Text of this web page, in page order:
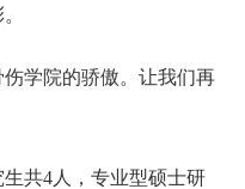
学院的骄傲。让我们再
共4人，专业型硕士研